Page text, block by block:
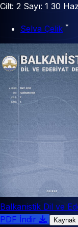
Cilt: 2 Sayı: 1 30
Selva Çelik *
Balkanistik Dil ve
PDF İndir